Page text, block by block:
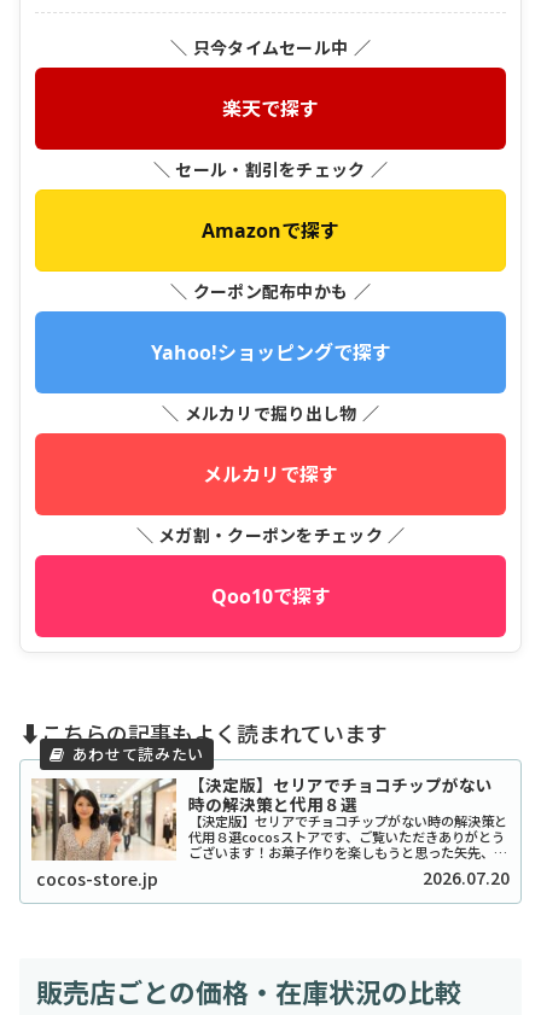
＼ 只今タイムセール中 ／
楽天で探す
＼ セール・割引をチェック ／
Amazonで探す
＼ クーポン配布中かも ／
Yahoo!ショッピングで探す
＼ メルカリで掘り出し物 ／
メルカリで探す
＼ メガ割・クーポンをチェック ／
Qoo10で探す
⬇️こちらの記事もよく読まれています
【決定版】セリアでチョコチップがない
時の解決策と代用８選
【決定版】セリアでチョコチップがない時の解決策と
代用８選cocosストアです、ご覧いただきありがとう
ございます！お菓子作りを楽しもうと思った矢先、セ
リアでチョコチップが「ない！」と困ったことはあり
ませんか？実は私も、クッキーを焼こうとした日...
cocos-store.jp 2026.07.20
販売店ごとの価格・在庫状況の比較